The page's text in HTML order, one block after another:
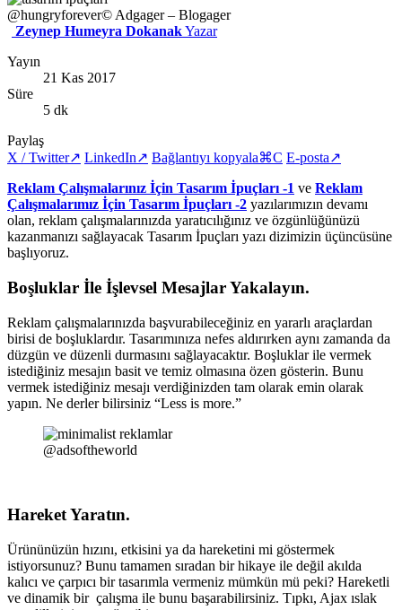
@hungryforever© Adgager – Blogager
Zeynep Humeyra DokanakYazar
Yayın
21 Kas 2017
Süre
5 dk
Paylaş
X / Twitter↗ LinkedIn↗ Bağlantıyı kopyala⌘C E-posta↗
Reklam Çalışmalarınız İçin Tasarım İpuçları -1 ve Reklam
Çalışmalarımız İçin Tasarım İpuçları -2 yazılarımızın devamı
olan, reklam çalışmalarınızda yaratıcılığınız ve özgünlüğünüzü
kazanmanızı sağlayacak Tasarım İpuçları yazı dizimizin üçüncüsüne
başlıyoruz.
Boşluklar İle İşlevsel Mesajlar Yakalayın.
Reklam çalışmalarınızda başvurabileceğiniz en yararlı araçlardan
birisi de boşluklardır. Tasarımınıza nefes aldırırken aynı zamanda da
düzgün ve düzenli durmasını sağlayacaktır. Boşluklar ile vermek
istediğiniz mesajın basit ve temiz olmasına özen gösterin. Bunu
vermek istediğiniz mesajı verdiğinizden tam olarak emin olarak
yapın. Ne derler bilirsiniz “Less is more.”
@adsoftheworld
Hareket Yaratın.
Ürününüzün hızını, etkisini ya da hareketini mi göstermek
istiyorsunuz? Bunu tamamen sıradan bir hikaye ile değil akılda
kalıcı ve çarpıcı bir tasarımla vermeniz mümkün mü peki? Hareketli
ve dinamik bir çalışma ile bunu başarabilirsiniz. Tıpkı, Ajax ıslak